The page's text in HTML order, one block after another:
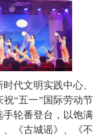
代文明实践中心、
“五一”国际劳动节
轮番登台，以饱满
《古城谣》、《不